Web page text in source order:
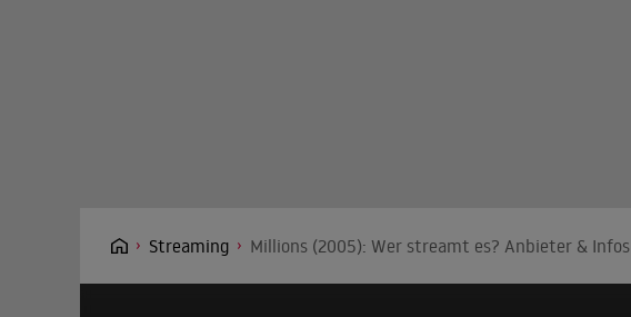
Streaming Millions (2005): Wer streamt es? Anbieter & Infos